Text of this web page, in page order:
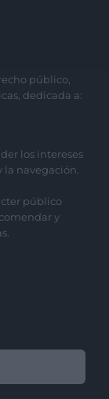
público,
dedicada a:
los intereses
navegación.
público
y